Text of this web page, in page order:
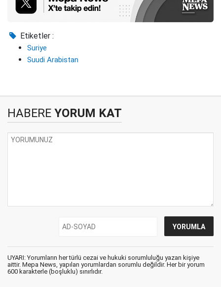
Etiketler :
Suriye
Suudi Arabistan
HABERE YORUM KAT
UYARI: Yorumların her türlü cezai ve hukuki sorumluluğu yazan kişiye
aittir. Mepa News, yapılan yorumlardan sorumlu değildir. Her bir yorum
600 karakterle (boşluklu) sınırlıdır.